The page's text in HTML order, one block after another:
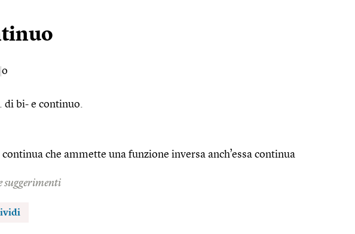
o
di bi- e continuo.
che ammette una funzione inversa anch’essa continua
suggerimenti